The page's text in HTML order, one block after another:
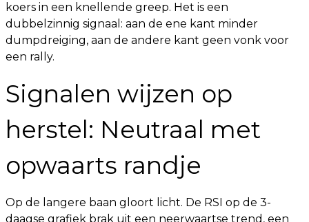
koers in een knellende greep. Het is een
dubbelzinnig signaal: aan de ene kant minder
dumpdreiging, aan de andere kant geen vonk voor
een rally.
Signalen wijzen op
herstel: Neutraal met
opwaarts randje
Op de langere baan gloort licht. De RSI op de 3-
daagse grafiek brak uit een neerwaartse trend, een